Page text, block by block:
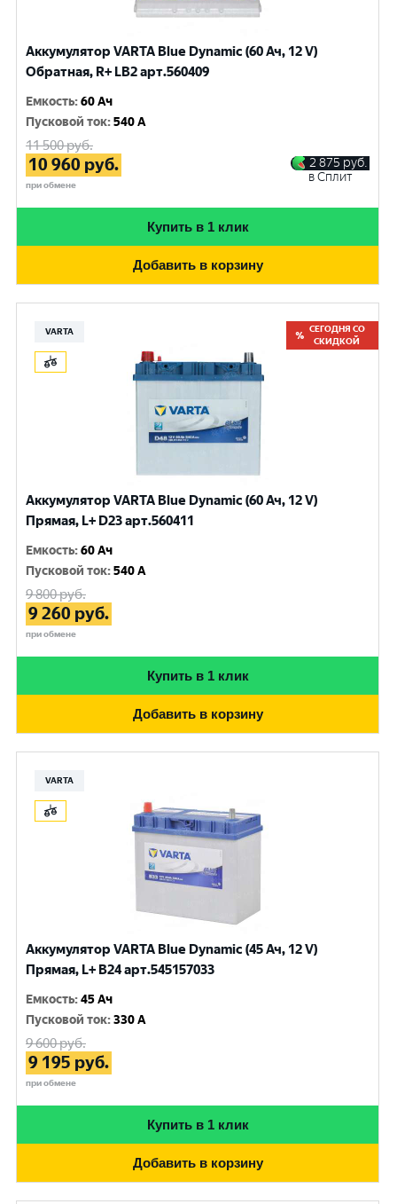
Аккумулятор VARTA Blue Dynamic (60 Ач, 12 V)
Обратная, R+ LB2 арт.560409
Емкость:60 Ач
Пусковой ток:540 A
11 500руб.
10 960 руб.
при обмене
2 875 руб.
в Сплит
Купить в 1 клик
Добавить в корзину
VARTA
СЕГОДНЯ СО
СКИДКОЙ
Аккумулятор VARTA Blue Dynamic (60 Ач, 12 V)
Прямая, L+ D23 арт.560411
Емкость:60 Ач
Пусковой ток:540 A
9 800руб.
9 260 руб.
при обмене
Купить в 1 клик
Добавить в корзину
VARTA
Аккумулятор VARTA Blue Dynamic (45 Ач, 12 V)
Прямая, L+ B24 арт.545157033
Емкость:45 Ач
Пусковой ток:330 A
9 600руб.
9 195 руб.
при обмене
Купить в 1 клик
Добавить в корзину